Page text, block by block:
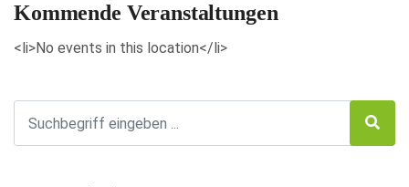
Kommende Veranstaltungen
<li>No events in this location</li>